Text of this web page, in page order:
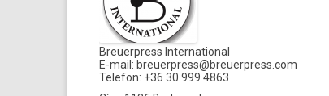
Breuerpress International
E-mail: breuerpress@breuerpress.com
Telefon: +36 30 999 4863